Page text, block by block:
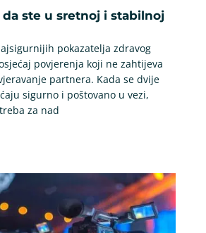
da ste u sretnoj i stabilnoj
pokazatelja zdravog
povjerenja koji ne zahtijeva
partnera. Kada se dvije
sigurno i poštovano u vezi,
za nad